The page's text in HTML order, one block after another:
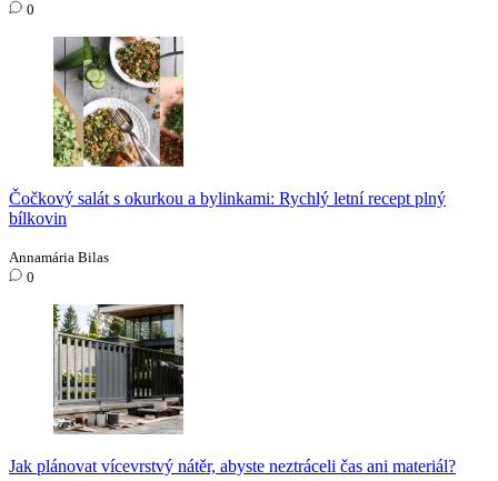
0
Čočkový salát s okurkou a bylinkami: Rychlý letní recept plný
bílkovin
Annamária Bilas
0
Jak plánovat vícevrstvý nátěr, abyste neztráceli čas ani materiál?